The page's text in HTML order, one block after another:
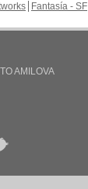
Fantasía - SF
AMILOVA